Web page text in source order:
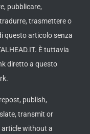
pubblicare,
trasmettere o
questo articolo senza
È tuttavia
diretto a questo
publish,
transmit or
without a